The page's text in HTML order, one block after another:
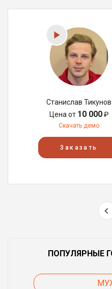
Станислав Тикунов
Цена от 10 000₽
Скачать демо
Заказать
ПОПУЛЯРНЫЕ